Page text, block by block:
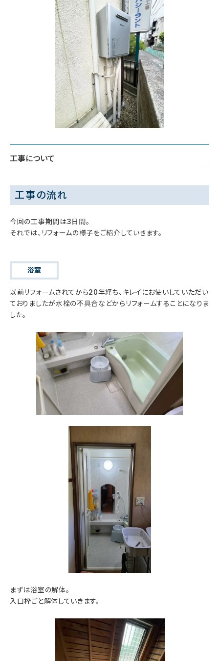
工事について
工事の流れ
今回の工事期間は3日間。
それでは、リフォームの様子をご紹介していきます。
浴室
以前リフォームされてから20年経ち、キレイにお使いしていただい
ておりましたが水栓の不具合などからリフォームすることになりま
した。
まずは浴室の解体。
入口枠ごと解体していきます。